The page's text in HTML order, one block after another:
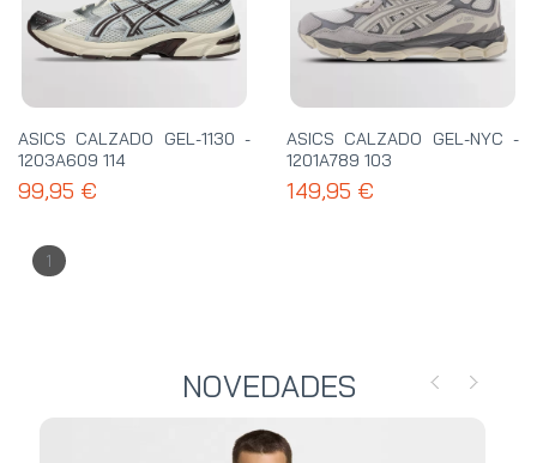
ASICS CALZADO GEL-1130 -
1203A609 114
99,95 €
ASICS CALZADO GEL-NYC -
1201A789 103
149,95 €
1
NOVEDADES